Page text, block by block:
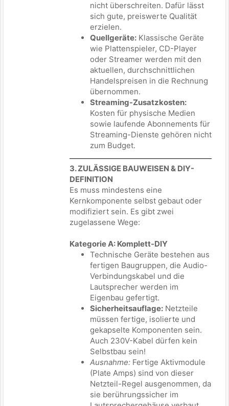
nicht überschreiten. Dafür lässt
sich gute, preiswerte Qualität
erzielen.
Quellgeräte: Klassische Geräte
wie Plattenspieler, CD-Player
oder Streamer werden mit den
aktuellen, durchschnittlichen
Handelspreisen in die Rechnung
übernommen.
Streaming-Zusatzkosten:
Kosten für physische Medien
sowie laufende Abonnements für
Streaming-Dienste gehören nicht
zum Budget.
3. ZULÄSSIGE BAUWEISEN & DIY-
DEFINITION
Es muss mindestens eine
Kernkomponente selbst gebaut oder
modifiziert sein. Es gibt zwei
zugelassene Wege:
Kategorie A: Komplett-DIY
Technische Geräte bestehen aus
fertigen Baugruppen, die Audio-
Verbindungskabel und die
Lautsprecher werden im
Eigenbau gefertigt.
Sicherheitsauflage: Netzteile
müssen fertige, isolierte und
gekapselte Komponenten sein.
Auch 230V-Kabel dürfen kein
Selbstbau sein!
Ausnahme: Fertige Aktivmodule
(Plate Amps) sind von dieser
Netzteil-Regel ausgenommen, da
sie berührungssicher im